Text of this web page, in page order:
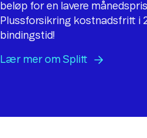
beløp for en lavere
Plussforsikring kostnadsfritt i
bindingstid!
Lær mer om Splitt